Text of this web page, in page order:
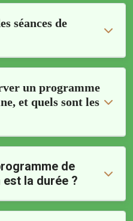
séances de
un programme
et quels sont les
de
la durée ?